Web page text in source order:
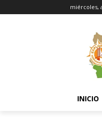
miércoles,
INICIO